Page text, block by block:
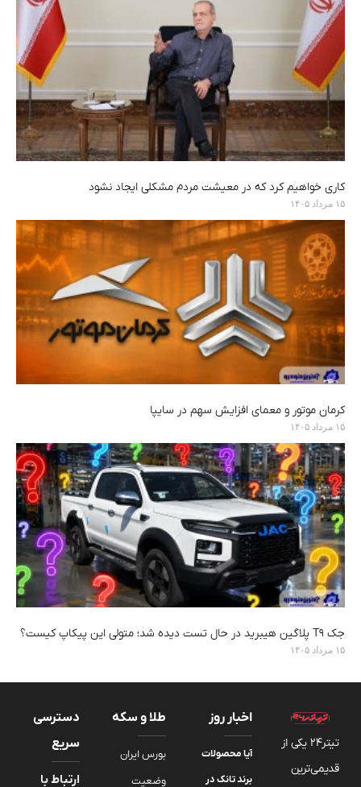
کاری خواهیم کرد که در معیشت مردم مشکلی ایجاد نشود
۱۵ مرداد ۱۴۰۵
کرمان موتور و معمای افزایش سهم در سایپا
۱۵ مرداد ۱۴۰۵
جک T9 پلاگین هیبرید در حال تست دیده شد؛ متولی این پیکاپ کیست؟
۱۵ مرداد ۱۴۰۵
تیتر24 یکی از
قدیمی‌ترین
اخبار روز
آیا محصولات
برند تانک در
طلا و سکه
بورس ایران
وضعیت
دسترسی
سریع
ارتباط با